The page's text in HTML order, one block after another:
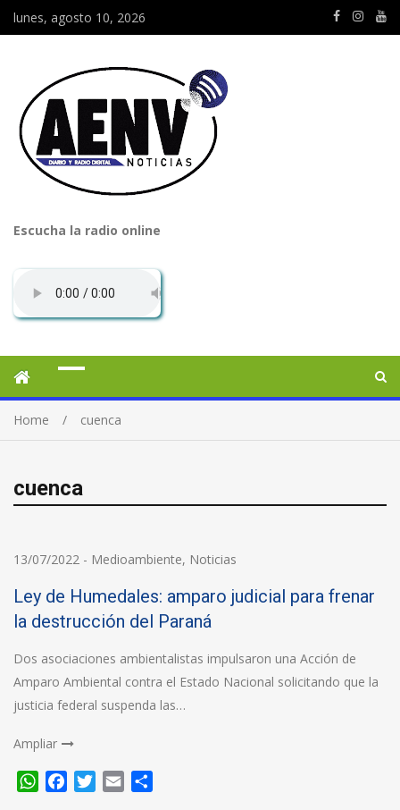
lunes, agosto 10, 2026
Escucha la radio online
Home cuenca
cuenca
13/07/2022 - Medioambiente, Noticias
Ley de Humedales: amparo judicial para frenar
la destrucción del Paraná
Dos asociaciones ambientalistas impulsaron una Acción de
Amparo Ambiental contra el Estado Nacional solicitando que la
justicia federal suspenda las…
Ampliar
WhatsApp
FacebookTwitter
Email